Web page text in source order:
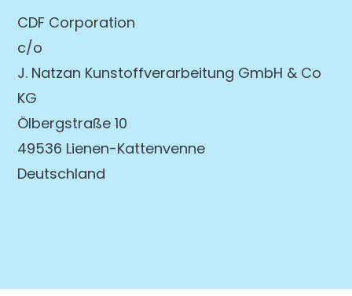
CDF Corporation
c/o
J. Natzan Kunstoffverarbeitung GmbH & Co
KG
Ölbergstraße 10
49536 Lienen-Kattenvenne
Deutschland